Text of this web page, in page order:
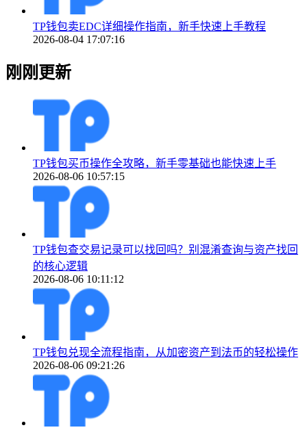
TP钱包卖EDC详细操作指南，新手快速上手教程
2026-08-04 17:07:16
刚刚更新
TP钱包买币操作全攻略，新手零基础也能快速上手
2026-08-06 10:57:15
TP钱包查交易记录可以找回吗？别混淆查询与资产找回
的核心逻辑
2026-08-06 10:11:12
TP钱包兑现全流程指南，从加密资产到法币的轻松操作
2026-08-06 09:21:26